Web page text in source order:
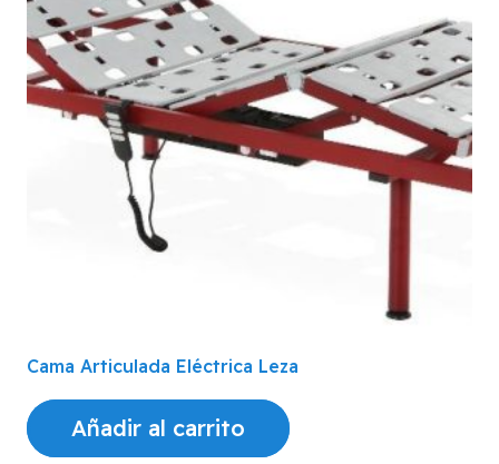
Cama Articulada Eléctrica Leza
Añadir al carrito